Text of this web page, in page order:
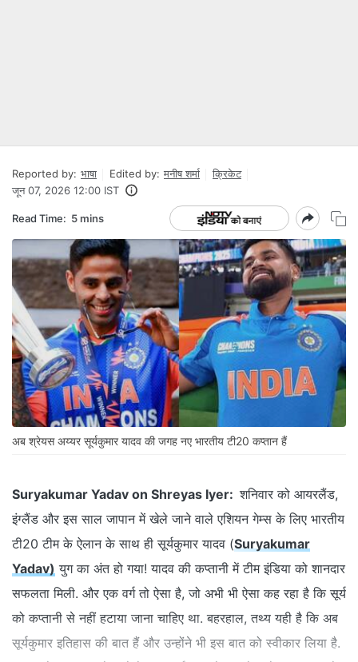
Reported by: भाषा Edited by: मनीष शर्मा
क्रिकेट
जून 07, 2026 12:00 IST
Read Time: 5 mins
अब श्रेयस अय्यर सूर्यकुमार यादव की जगह नए भारतीय टी20 कप्तान हैं
Suryakumar Yadav on Shreyas Iyer:शनिवार को आयरलैंड,
इंग्लैंड और इस साल जापान में खेले जाने वाले एशियन गेम्स के लिए भारतीय
टी20 टीम के ऐलान के साथ ही सूर्यकुमार यादव (Suryakumar
Yadav) युग का अंत हो गया! यादव की कप्तानी में टीम इंडिया को शानदार
सफलता मिली. और एक वर्ग तो ऐसा है, जो अभी भी ऐसा कह रहा है कि सूर्य
को कप्तानी से नहीं हटाया जाना चाहिए था. बहरहाल, तथ्य यही है कि अब
सूर्यकुमार इतिहास की बात हैं और उन्होंने भी इस बात को स्वीकार लिया है.